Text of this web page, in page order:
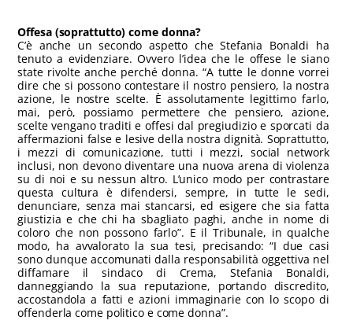
Offesa (soprattutto) come donna?
C’è anche un secondo aspetto che Stefania Bonaldi ha
tenuto a evidenziare. Ovvero l’idea che le offese le siano
state rivolte anche perché donna. “A tutte le donne vorrei
dire che si possono contestare il nostro pensiero, la nostra
azione, le nostre scelte. È assolutamente legittimo farlo,
mai, però, possiamo permettere che pensiero, azione,
scelte vengano traditi e offesi dal pregiudizio e sporcati da
affermazioni false e lesive della nostra dignità. Soprattutto,
i mezzi di comunicazione, tutti i mezzi, social network
inclusi, non devono diventare una nuova arena di violenza
su di noi e su nessun altro. L’unico modo per contrastare
questa cultura è difendersi, sempre, in tutte le sedi,
denunciare, senza mai stancarsi, ed esigere che sia fatta
giustizia e che chi ha sbagliato paghi, anche in nome di
coloro che non possono farlo”. E il Tribunale, in qualche
modo, ha avvalorato la sua tesi, precisando: “I due casi
sono dunque accomunati dalla responsabilità oggettiva nel
diffamare il sindaco di Crema, Stefania Bonaldi,
danneggiando la sua reputazione, portando discredito,
accostandola a fatti e azioni immaginarie con lo scopo di
offenderla come politico e come donna”.